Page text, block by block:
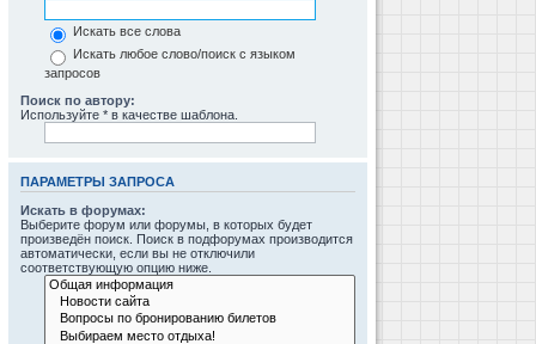
Искать все слова
Искать любое слово/поиск с языком
запросов
Поиск по автору:
Используйте * в качестве шаблона.
ПАРАМЕТРЫ ЗАПРОСА
Искать в форумах:
Выберите форум или форумы, в которых будет
произведён поиск. Поиск в подфорумах производится
автоматически, если вы не отключили
соответствующую опцию ниже.